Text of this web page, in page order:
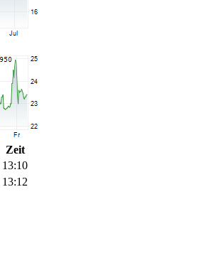
Zeit
13:10
13:12